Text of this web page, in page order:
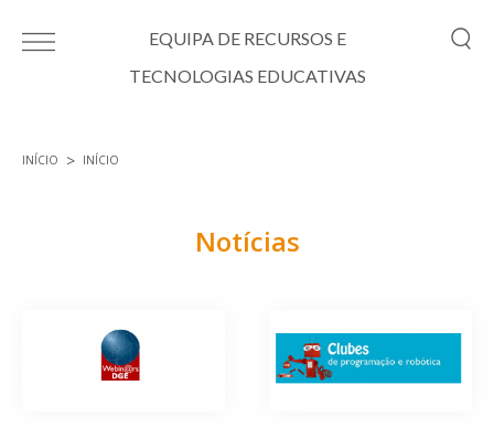
EQUIPA DE RECURSOS E
TECNOLOGIAS EDUCATIVAS
INÍCIO INÍCIO
Notícias
Páginas